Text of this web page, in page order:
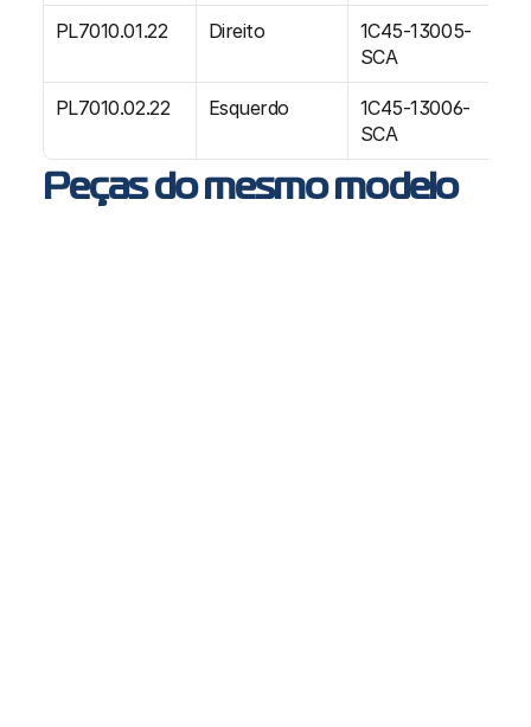
PL7010.01.22 Direito
1C45-13005-
SCA
PL7010.02.22 Esquerdo
1C45-13006-
SCA
Peças do mesmo modelo